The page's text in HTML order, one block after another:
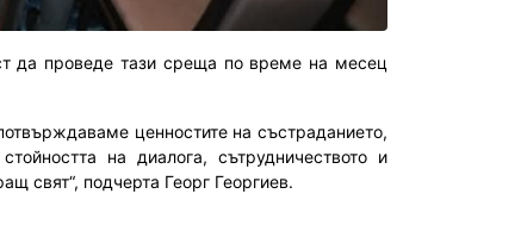
да проведе тази среща по време на месец
ценностите на състраданието,
на диалога, сътрудничеството и
свят“, подчерта Георг Георгиев.